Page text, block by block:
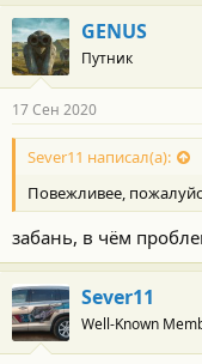
GENUS
Путник
17 Сен 2020
Sever11 написал(а):
Повежливее,
забань, в чём
Sever11
Well-Known